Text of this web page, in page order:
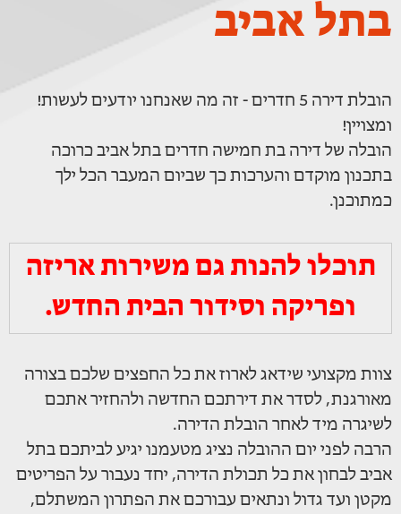
בתל אביב
הובלת דירה 5 חדרים - זה מה שאנחנו יודעים לעשות!
ומצויין!
הובלה של דירה בת חמישה חדרים בתל אביב כרוכה
בתכנון מוקדם והערכות כך שביום המעבר הכל ילך
כמתוכנן.
תוכלו להנות גם משירות אריזה
ופריקה וסידור הבית החדש.
צוות מקצועי שידאג לארוז את כל החפצים שלכם בצורה
מאורגנת, לסדר את דירתכם החדשה ולהחזיר אתכם
לשיגרה מיד לאחר הובלת הדירה.
הרבה לפני יום ההובלה נציג מטעמנו יגיע לביתכם בתל
אביב לבחון את כל תכולת הדירה, יחד נעבור על הפריטים
מקטן ועד גדול ונתאים עבורכם את הפתרון המשתלם,